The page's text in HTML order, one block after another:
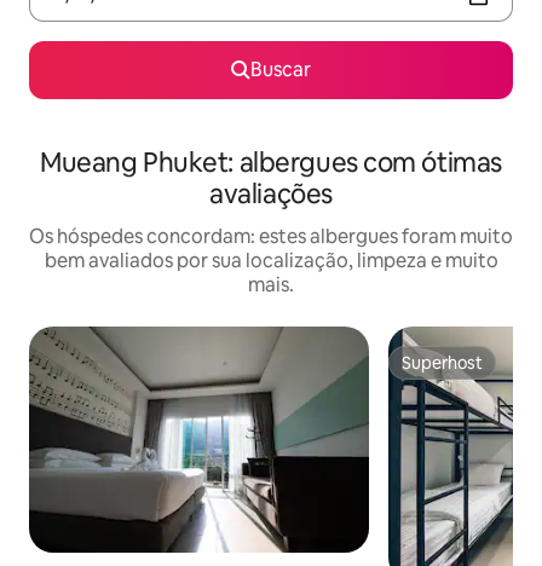
Buscar
Mueang Phuket: albergues com ótimas
avaliações
Os hóspedes concordam: estes albergues foram muito
bem avaliados por sua localização, limpeza e muito
mais.
Superhost
Superhost